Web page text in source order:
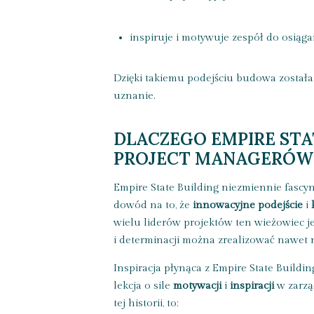
inspiruje i motywuje zespół do
Dzięki takiemu podejściu budowa
uznanie.
DLACZEGO EMPIRE
PROJECT
Empire State Building niezmiennie
dowód na to, że innowacyjne podejście i
wielu liderów projektów ten wieżowiec
i determinacji można zrealizować nawet
Inspiracja płynąca z Empire State
lekcja o sile motywacjii inspiracjiw
tej historii, to: